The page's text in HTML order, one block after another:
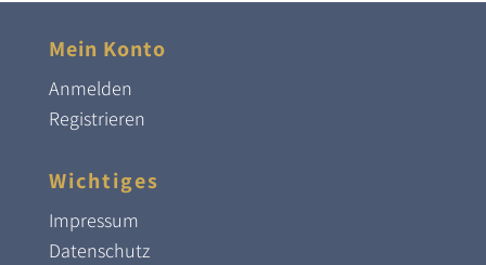
Mein Konto
Anmelden
Registrieren
Wichtiges
Impressum
Datenschutz